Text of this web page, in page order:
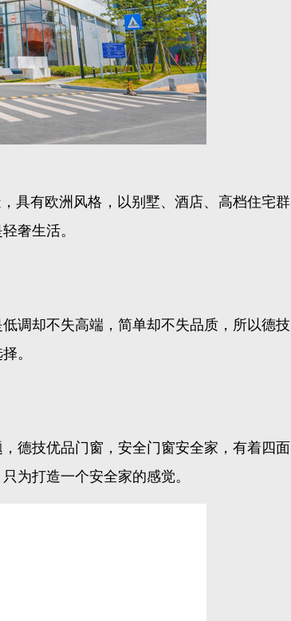
具有欧洲风格，以别墅、酒店、高档住宅群
奢生活。